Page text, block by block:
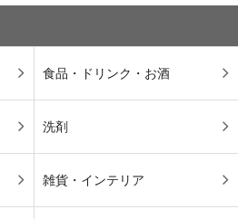
食品・ドリンク・お酒
洗剤
雑貨・インテリア